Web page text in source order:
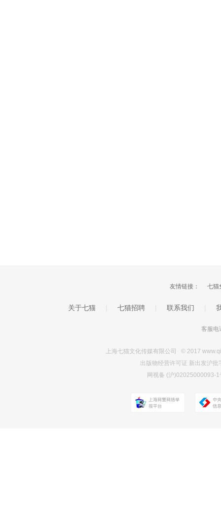
友情链接： 七猫
关于七猫 七猫招聘 联系我们
客服电
上海七猫文化传媒有限公司 © 2017
出版物经营许可证 新出发沪
网视备 (沪)02025000093-